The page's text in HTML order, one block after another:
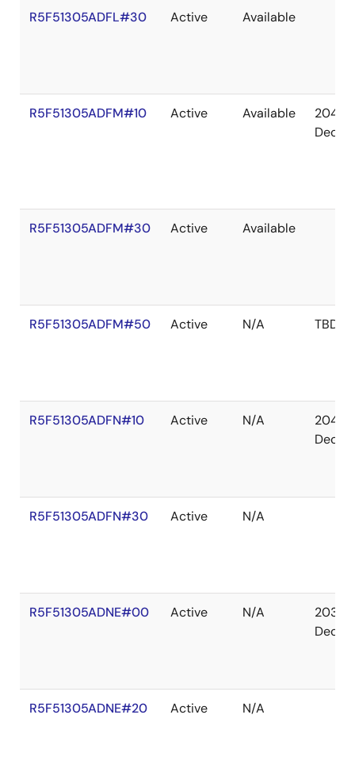
R5F51305ADFL#30 Active Available
R5F51305ADFM#10 Active Available
2041
Dec
R5F51305ADFM#30 Active Available
R5F51305ADFM#50 Active N/A TBD
R5F51305ADFN#10 Active N/A
2041
Dec
R5F51305ADFN#30 Active N/A
R5F51305ADNE#00 Active N/A
2036
Dec
R5F51305ADNE#20 Active N/A